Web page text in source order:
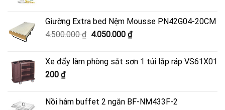
Giường Extra bed Nệm Mousse PN42G04-20CM
4.500.000₫ Giá
4.500.000 ₫.
4.050.000 ₫Giá
là:
Xe đẩy làm phòng sắt sơn 1 túi lắp ráp VS61X01
200 ₫
Nồi hâm buffet 2 ngăn BF-NM433F-2